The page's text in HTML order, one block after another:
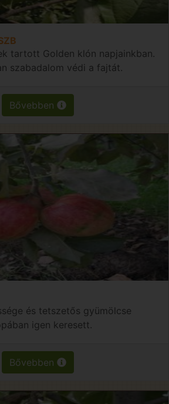
tartott Golden klón napjainkban.
szabadalom védi a fajtát.
Bővebben
és tetszetős gyümölcse
igen keresett.
Bővebben